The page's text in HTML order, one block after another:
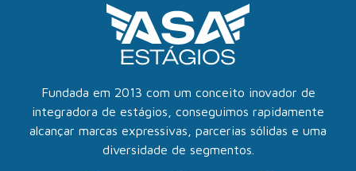
Fundada em 2013 com um conceito inovador de
integradora de estágios, conseguimos rapidamente
alcançar marcas expressivas, parcerias sólidas e uma
diversidade de segmentos.